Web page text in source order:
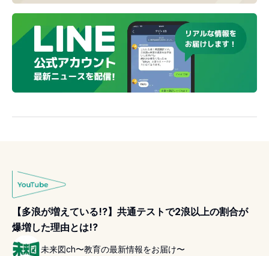
【多浪が増えている!?】共通テストで2浪以上の割合が
爆増した理由とは!?
未来図ch〜教育の最新情報をお届け〜